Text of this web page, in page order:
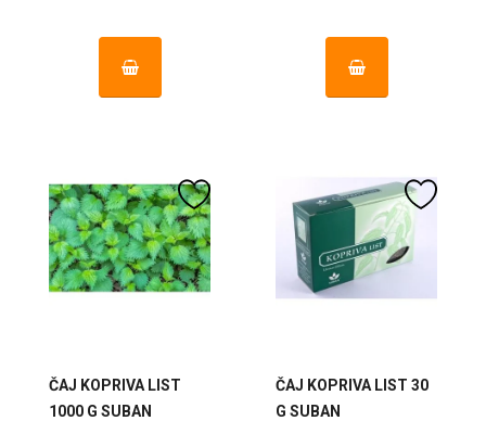
ČAJ KOPRIVA LIST
1000 G SUBAN
ČAJ KOPRIVA LIST 30
G SUBAN